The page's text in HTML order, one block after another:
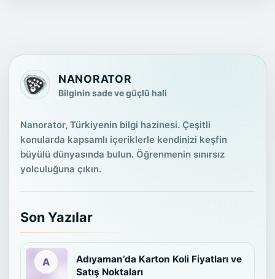
NANORATOR
Bilginin sade ve güçlü hali
Nanorator, Türkiyenin bilgi hazinesi. Çeşitli
konularda kapsamlı içeriklerle kendinizi keşfin
büyülü dünyasında bulun. Öğrenmenin sınırsız
yolculuğuna çıkın.
Son Yazılar
Adıyaman’da Karton Koli Fiyatları ve
Satış Noktaları